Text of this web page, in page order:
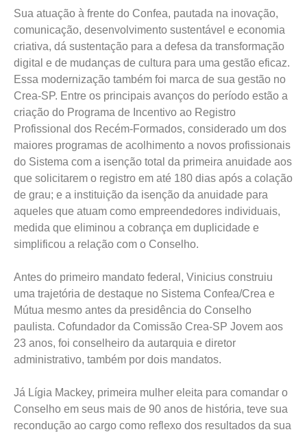
Sua atuação à frente do Confea, pautada na inovação,
comunicação, desenvolvimento sustentável e economia
criativa, dá sustentação para a defesa da transformação
digital e de mudanças de cultura para uma gestão eficaz.
Essa modernização também foi marca de sua gestão no
Crea-SP. Entre os principais avanços do período estão a
criação do Programa de Incentivo ao Registro
Profissional dos Recém-Formados, considerado um dos
maiores programas de acolhimento a novos profissionais
do Sistema com a isenção total da primeira anuidade aos
que solicitarem o registro em até 180 dias após a colação
de grau; e a instituição da isenção da anuidade para
aqueles que atuam como empreendedores individuais,
medida que eliminou a cobrança em duplicidade e
simplificou a relação com o Conselho.
Antes do primeiro mandato federal, Vinicius construiu
uma trajetória de destaque no Sistema Confea/Crea e
Mútua mesmo antes da presidência do Conselho
paulista. Cofundador da Comissão Crea-SP Jovem aos
23 anos, foi conselheiro da autarquia e diretor
administrativo, também por dois mandatos.
Já Lígia Mackey, primeira mulher eleita para comandar o
Conselho em seus mais de 90 anos de história, teve sua
recondução ao cargo como reflexo dos resultados da sua